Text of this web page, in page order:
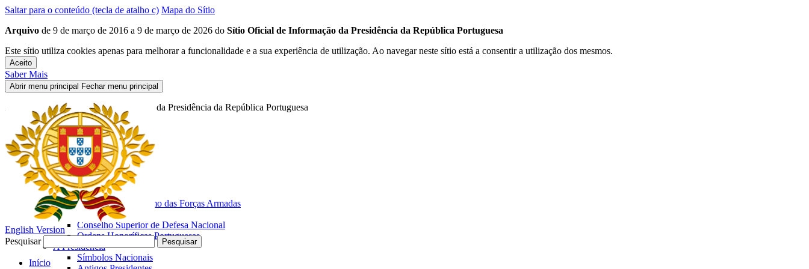
Saltar para o conteúdo (tecla de atalho c) Mapa do Sítio
Arquivo de 9 de março de 2016 a 9 de março de 2026 do Sítio Oficial de Informação da Presidência da República Portuguesa
Este sítio utiliza cookies apenas para melhorar a funcionalidade e a sua experiência de utilização. Ao navegar neste sítio está a consentir a utilização dos mesmos.
Aceito
Saber Mais
Abrir menu principal Fechar menu principal
Arquivo do Sítio Oficial de Informação da Presidência da República Portuguesa
Início
Presidente da República
O Presidente
Biografia
Fotografias
As Funções
Chefe de Estado
Comandante Supremo das Forças Armadas
Conselho de Estado
Conselho Superior de Defesa Nacional
Ordens Honoríficas Portuguesas
A Presidência
Símbolos Nacionais
English Version
Pesquisar
Pesquisar
Início